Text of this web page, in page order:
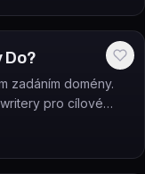
Do?
zadáním domény.
pro cílové
osvědčený